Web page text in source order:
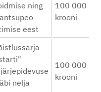
ning
eest
100 000
krooni
nelja
100 000
krooni